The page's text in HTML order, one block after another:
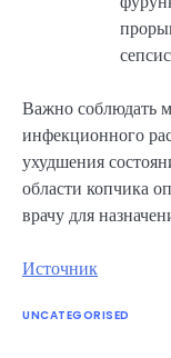
Важно соблюдать
инфекционного
ухудшения
области копчика
врачу для
Источник
UNCATEGORISED